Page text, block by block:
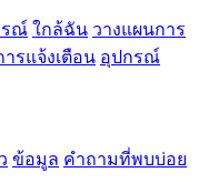
รณ์ใกล้ฉัน วางแผนการ
ารแจ้งเตือน อุปกรณ์
ข้อมูล คำถามที่พบบ่อย